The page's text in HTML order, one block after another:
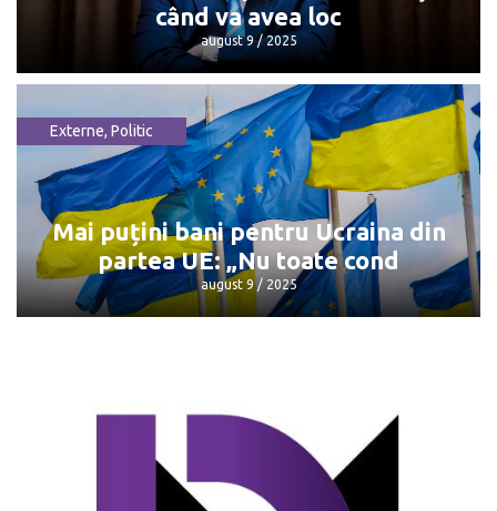
când va avea loc
august 9 / 2025
Întâlnirea Trump - Putin: Unde și când
va avea loc
august 9 / 2025
Externe, Politic
Mai puțini bani pentru Ucraina din
partea UE: „Nu toate cond
august 9 / 2025
Mai puțini bani pentru Ucraina din
partea UE: „Nu toate cond